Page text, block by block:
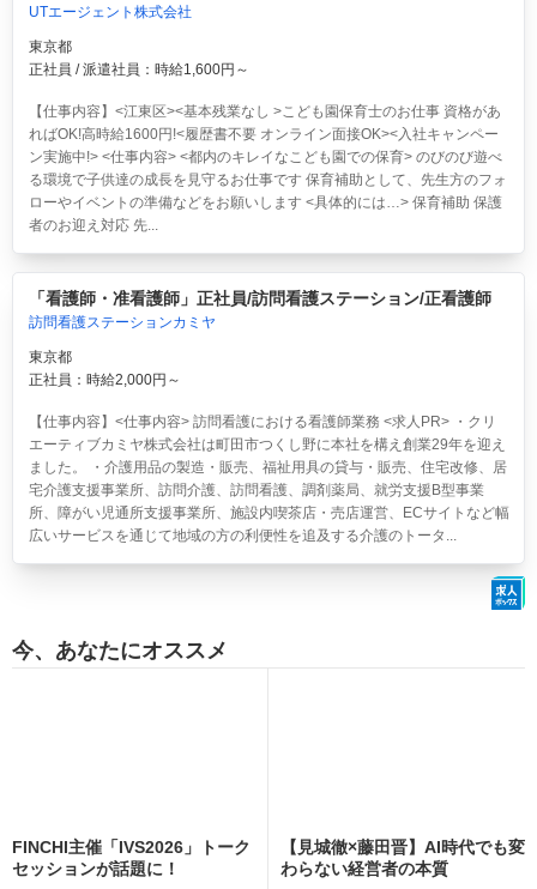
UTエージェント株式会社
東京都
正社員 / 派遣社員：時給1,600円～
【仕事内容】<江東区><基本残業なし >こども園保育士のお仕事 資格があ
ればOK!高時給1600円!<履歴書不要 オンライン面接OK><入社キャンペー
ン実施中!> <仕事内容> <都内のキレイなこども園での保育> のびのび遊べ
る環境で子供達の成長を見守るお仕事です 保育補助として、先生方のフォ
ローやイベントの準備などをお願いします <具体的には…> 保育補助 保護
者のお迎え対応 先...
「看護師・准看護師」正社員/訪問看護ステーション/正看護師
訪問看護ステーションカミヤ
東京都
正社員：時給2,000円～
【仕事内容】<仕事内容> 訪問看護における看護師業務 <求人PR> ・クリ
エーティブカミヤ株式会社は町田市つくし野に本社を構え創業29年を迎え
ました。 ・介護用品の製造・販売、福祉用具の貸与・販売、住宅改修、居
宅介護支援事業所、訪問介護、訪問看護、調剤薬局、就労支援B型事業
所、障がい児通所支援事業所、施設内喫茶店・売店運営、ECサイトなど幅
広いサービスを通じて地域の方の利便性を追及する介護のトータ...
今、あなたにオススメ
FINCHI主催「IVS2026」トーク
セッションが話題に！
【見城徹×藤田晋】AI時代でも変
わらない経営者の本質